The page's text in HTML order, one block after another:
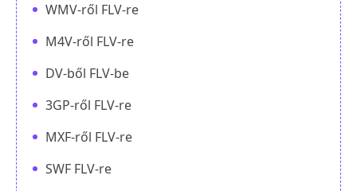
WMV-ről FLV-re
M4V-ről FLV-re
DV-ből FLV-be
3GP-ről FLV-re
MXF-ről FLV-re
SWF FLV-re